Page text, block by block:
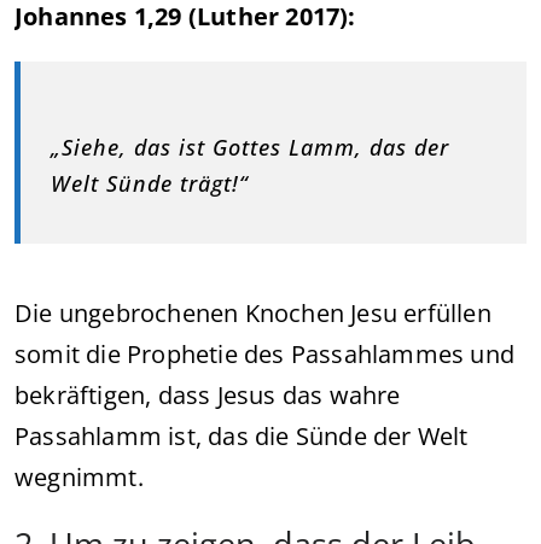
Johannes 1,29 (Luther 2017):
„Siehe, das ist Gottes Lamm, das der
Welt Sünde trägt!“
Die ungebrochenen Knochen Jesu erfüllen
somit die Prophetie des Passahlammes und
bekräftigen, dass Jesus das wahre
Passahlamm ist, das die Sünde der Welt
wegnimmt.